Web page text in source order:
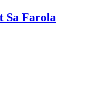
Sa Farola